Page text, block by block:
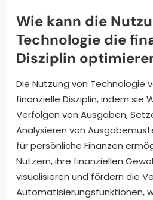
Wie kann die
Technologie die
Disziplin
Die Nutzung von Technologie
finanzielle Disziplin, indem sie
Verfolgen von Ausgaben,
Analysieren von
für persönliche Finanzen
Nutzern, ihre finanziellen
visualisieren und fördern die
Automatisierungsfunktionen,